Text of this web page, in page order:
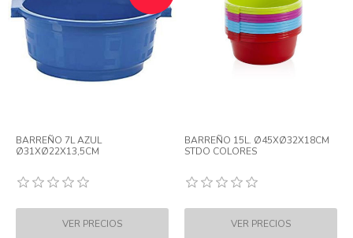
BARREÑO 7L AZUL
Ø31XØ22X13,5CM
BARREÑO 15L. Ø45XØ32X18CM
STDO COLORES